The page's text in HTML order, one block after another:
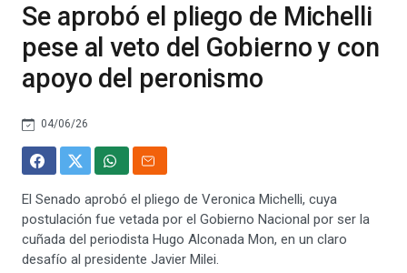
Se aprobó el pliego de Michelli
pese al veto del Gobierno y con
apoyo del peronismo
04/06/26
El Senado aprobó el pliego de Veronica Michelli, cuya
postulación fue vetada por el Gobierno Nacional por ser la
cuñada del periodista Hugo Alconada Mon, en un claro
desafío al presidente Javier Milei.